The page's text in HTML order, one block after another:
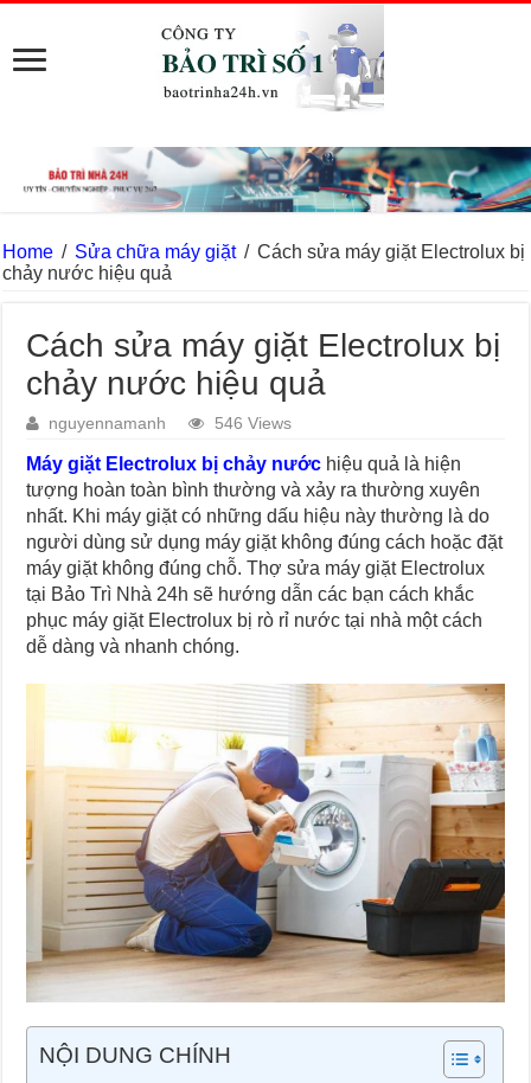
Home / Sửa chữa máy giặt / Cách sửa máy giặt Electrolux bị
chảy nước hiệu quả
Cách sửa máy giặt Electrolux bị
chảy nước hiệu quả
nguyennamanh 546 Views
Máy giặt Electrolux bị chảy nước hiệu quả là hiện
tượng hoàn toàn bình thường và xảy ra thường xuyên
nhất. Khi máy giặt có những dấu hiệu này thường là do
người dùng sử dụng máy giặt không đúng cách hoặc đặt
máy giặt không đúng chỗ. Thợ sửa máy giặt Electrolux
tại Bảo Trì Nhà 24h sẽ hướng dẫn các bạn cách khắc
phục máy giặt Electrolux bị rò rỉ nước tại nhà một cách
dễ dàng và nhanh chóng.
NỘI DUNG CHÍNH